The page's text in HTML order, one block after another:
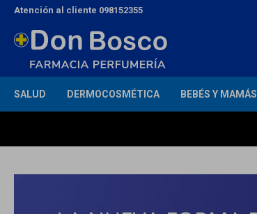
SALUD DERMOCOSMÉTICA BEBÉS Y MAMÁS
Atención al cliente 098152355